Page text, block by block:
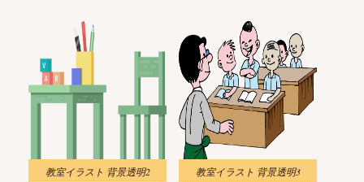
教室イラスト 背景透明2 教室イラスト 背景透明3